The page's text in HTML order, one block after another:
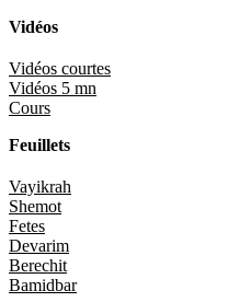
Vidéos
Vidéos courtes
Vidéos 5 mn
Cours
Feuillets
Vayikrah
Shemot
Fetes
Devarim
Berechit
Bamidbar